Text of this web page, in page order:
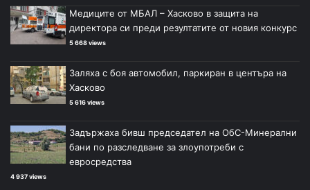
Медиците от МБАЛ – Хасково в защита на
директора си преди резултатите от новия конкурс
5 668 views
Заляха с боя автомобил, паркиран в центъра на
Хасково
5 616 views
Задържаха бивш председател на ОбС-Минерални
бани по разследване за злоупотреби с
евросредства
4 937 views